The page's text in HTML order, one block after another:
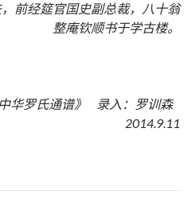
前经筵官国史副总裁，八十翁
整庵钦顺书于学古楼。
华罗氏通谱》 录入：罗训森
2014.9.11